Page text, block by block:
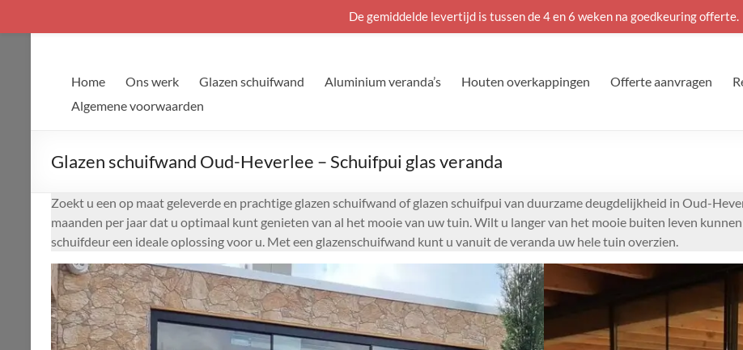
Home Ons werk Glazen schuifwand Aluminium veranda’s Houten overkappingen Offerte aanvragen
Algemene voorwaarden
Glazen schuifwand Oud-Heverlee – Schuifpui glas veranda
Zoekt u een op maat geleverde en prachtige glazen schuifwand of glazen schuifpui van duurzame deugdelijkheid in Oud-
maanden per jaar dat u optimaal kunt genieten van al het mooie van uw tuin. Wilt u langer van het mooie buiten leven
schuifdeur een ideale oplossing voor u. Met een glazenschuifwand kunt u vanuit de veranda uw hele tuin overzien.
De gemiddelde levertijd is tussen de 4 en 6 weken na goedkeuring offerte.